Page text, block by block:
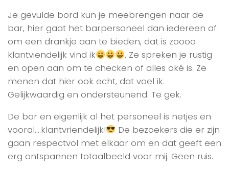
Je gevulde bord kun je meebrengen naar de
bar, hier gaat het barpersoneel dan iedereen af
om een drankje aan te bieden, dat is zoooo
klantviendelijk vind ik
. Ze spreken je rustig
en open aan om te checken of alles oké is. Ze
menen dat hier ook echt, dat voel ik.
Gelijkwaardig en ondersteunend. Te gek.
De bar en eigenlijk al het personeel is netjes en
vooral….klantvriendelijk!
De bezoekers die er zijn
gaan respectvol met elkaar om en dat geeft een
erg ontspannen totaalbeeld voor mij. Geen ruis.